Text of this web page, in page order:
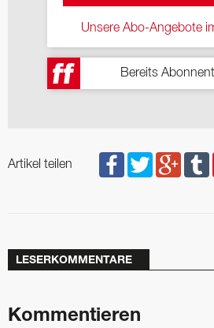
Unsere Abo-Angebote
Bereits
Artikel teilen
LESERKOMMENTARE
Kommentieren